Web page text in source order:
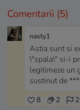
Comentarii (5)
nasty1
Astia sunt si
\"spala\" si-i
legitimeze un
sustinut de
8 2 2